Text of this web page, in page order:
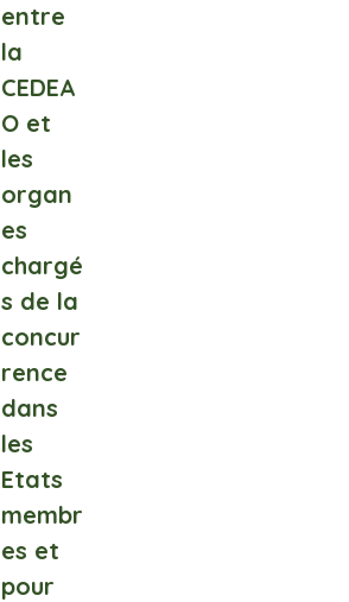
entre
la
CEDEA
O et
les
organ
es
chargé
s de la
concur
rence
dans
les
Etats
membr
es et
pour